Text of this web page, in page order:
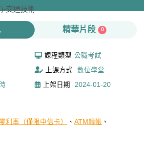
交通技術
精華片段 0
課程類型 公職考試
上課方式
數位學堂
上架日期
2024-01-20
利率（僅限中信卡） 、ATM轉帳 、